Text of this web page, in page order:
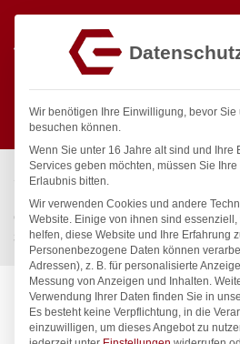
Start / Gastronomiebedarf & Gastro
Küchenartikel
Gastronormbehälter
/
Gastronorm-Behälter 1/3, HENDI,
325x176x(H)100mm
Wir benötigen Ihre Einwilligung, bevor
besuchen können.
Wenn Sie unter 16 Jahre alt sind und Ihre
Services geben möchten, müssen Sie
Erlaubnis bitten.
Wir verwenden Cookies und andere
Website. Einige von ihnen sind
helfen, diese Website und Ihre Erfahrung
Personenbezogene Daten können
Adressen), z. B. für personalisierte
Messung von Anzeigen und Inhalten.
Verwendung Ihrer Daten finden Sie in
Es besteht keine Verpflichtung, in die
einzuwilligen, um dieses Angebot zu